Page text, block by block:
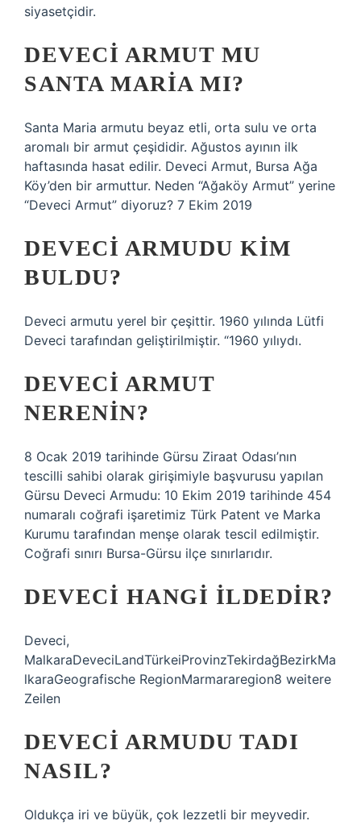
siyasetçidir.
DEVECI ARMUT MU
SANTA MARIA MI?
Santa Maria armutu beyaz etli, orta sulu ve orta
aromalı bir armut çeşididir. Ağustos ayının ilk
haftasında hasat edilir. Deveci Armut, Bursa Ağa
Köy’den bir armuttur. Neden “Ağaköy Armut” yerine
“Deveci Armut” diyoruz? 7 Ekim 2019
DEVECI ARMUDU KIM
BULDU?
Deveci armutu yerel bir çeşittir. 1960 yılında Lütfi
Deveci tarafından geliştirilmiştir. “1960 yılıydı.
DEVECI ARMUT
NERENIN?
8 Ocak 2019 tarihinde Gürsu Ziraat Odası’nın
tescilli sahibi olarak girişimiyle başvurusu yapılan
Gürsu Deveci Armudu: 10 Ekim 2019 tarihinde 454
numaralı coğrafi işaretimiz Türk Patent ve Marka
Kurumu tarafından menşe olarak tescil edilmiştir.
Coğrafi sınırı Bursa-Gürsu ilçe sınırlarıdır.
DEVECI HANGI ILDEDIR?
Deveci,
MalkaraDeveciLandTürkeiProvinzTekirdağBezirkMa
lkaraGeografische RegionMarmararegion8 weitere
Zeilen
DEVECI ARMUDU TADI
NASIL?
Oldukça iri ve büyük, çok lezzetli bir meyvedir.